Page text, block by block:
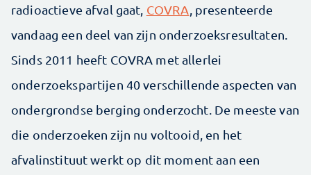
radioactieve afval gaat, COVRA , presenteerde
vandaag een deel van zijn onderzoeksresultaten.
Sinds 2011 heeft COVRA met allerlei
onderzoekspartijen 40 verschillende aspecten van
ondergrondse berging onderzocht. De meeste van
die onderzoeken zijn nu voltooid, en het
afvalinstituut werkt op dit moment aan een